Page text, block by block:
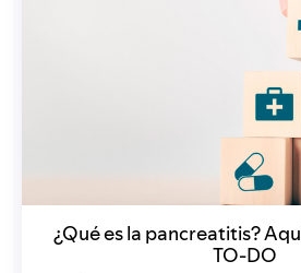
¿Qué es la pancreatitis?
TO-DO